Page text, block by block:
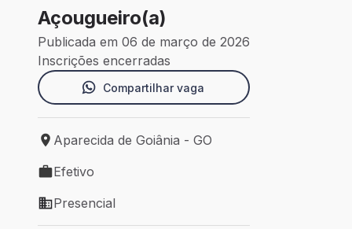
Açougueiro(a)
Publicada em 06 de março de 2026
Inscrições encerradas
Compartilhar vaga
Local de trabalho: Aparecida de Goiânia - GO
Aparecida de Goiânia - GO
Tipo de vaga: Efetivo
Efetivo
Modelo de trabalho: Presencial
Presencial